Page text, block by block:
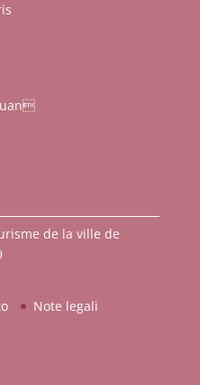
de la ville de
Note legali